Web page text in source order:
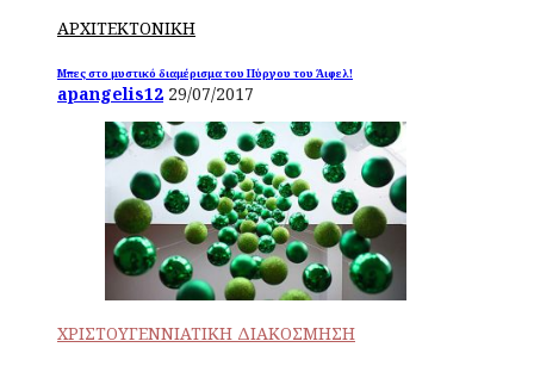
ΑΡΧΙΤΕΚΤΟΝΙΚΗ
Μπες στο μυστικό διαμέρισμα του Πύργου του Άιφελ!
apangelis12 29/07/2017
ΧΡΙΣΤΟΥΓΕΝΝΙΑΤΙΚΗ ΔΙΑΚΟΣΜΗΣΗ